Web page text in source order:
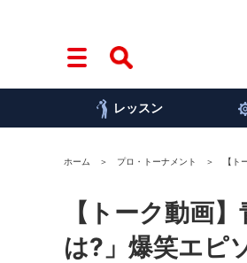
レッスン
ホーム プロ・トーナメント 【
【トーク動画
は?」爆笑エピ